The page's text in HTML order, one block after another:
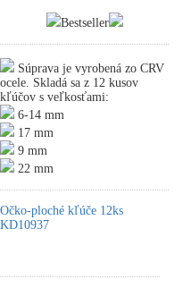
Bestseller
Súprava je vyrobená zo CRV
ocele. Skladá sa z 12 kusov
kľúčov s veľkosťami:
6-14 mm
17 mm
9 mm
22 mm
Očko-ploché kľúče 12ks
KD10937